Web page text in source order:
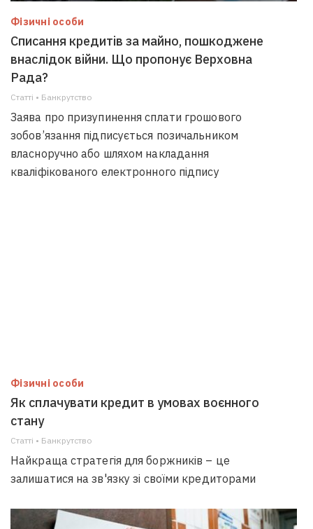
Фізичні особи
Списання кредитів за майно, пошкоджене
внаслідок війни. Що пропонує Верховна
Рада?
Статті • Банкрутство
Заява про призупинення сплати грошового
зобов’язання підписується позичальником
власноручно або шляхом накладання
кваліфікованого електронного підпису
Фізичні особи
Як сплачувати кредит в умовах воєнного
стану
Статті • Банкрутство
Найкраща стратегія для боржників – це
залишатися на зв'язку зі своїми кредиторами